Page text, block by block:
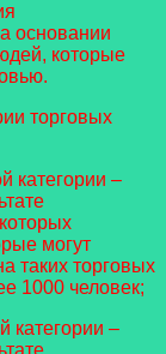
основании
которые
торговых
категории –
могут
таких торговых
1000 человек;
категории –